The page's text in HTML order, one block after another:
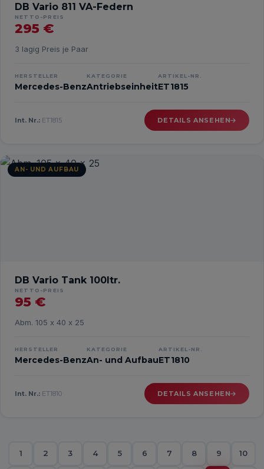
DB Vario 811 VA-Federn
NETTO-PREIS
295 €
3 lagig Preis je Paar
HERSTELLER
Mercedes-Benz
KATEGORIE
Antriebseinheit
ARTIKEL-NR.
ET1815
Int. Nr.: ET1815 DETAILS ANSEHEN
AN- UND AUFBAU
DB Vario Tank 100ltr.
NETTO-PREIS
95 €
Abm. 105 x 40 x 25
HERSTELLER
Mercedes-Benz
KATEGORIE
An- und Aufbau
ARTIKEL-NR.
ET1810
Int. Nr.: ET1810 DETAILS ANSEHEN
1 2 3 4 5 6 7 8 9 10